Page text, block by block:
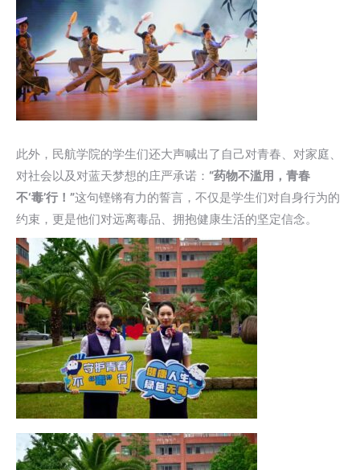
此外，民航学院的学生们还大声喊出了自己对青春、对家庭、
对社会以及对蓝天梦想的庄严承诺： “药物不滥用，青春
不‘毒’行！ ”这句铿锵有力的誓言，不仅是学生们对自身行为的
约束，更是他们对远离毒品、拥抱健康生活的坚定信念。